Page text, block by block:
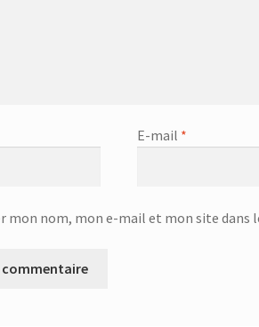
E-mail *
mon nom, mon e-mail et mon site dans